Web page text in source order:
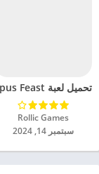
تحميل لعبة Octopus Feast مهكرة للاندرويد 2024
Rollic Games‏
سبتمبر 14, 2024